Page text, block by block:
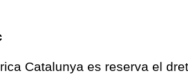
Catalunya es reserva el